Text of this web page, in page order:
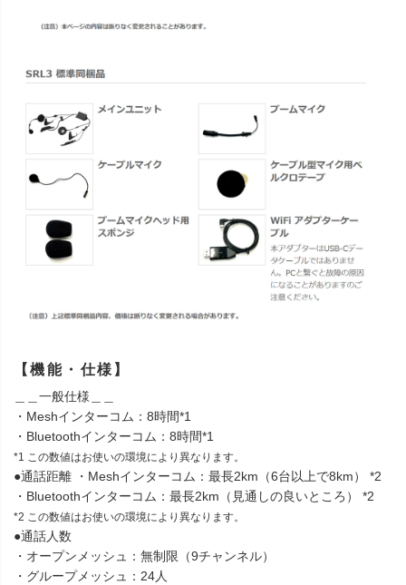
【機能・仕様】
＿＿一般仕様＿＿
・Meshインターコム：8時間*1
・Bluetoothインターコム：8時間*1
*1 この数値はお使いの環境により異なります。
●通話距離 ・Meshインターコム：最長2km（6台以上で8km） *2
・Bluetoothインターコム：最長2km（見通しの良いところ） *2
*2 この数値はお使いの環境により異なります。
●通話人数
・オープンメッシュ：無制限（9チャンネル）
・グループメッシュ：24人